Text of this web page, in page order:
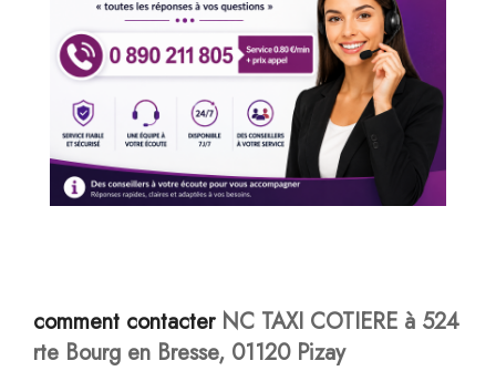
comment contacterNC TAXI COTIERE à 524
rte Bourg en Bresse, 01120 Pizay